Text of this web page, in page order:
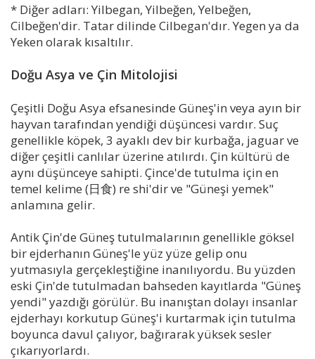
* Diğer adları: Yilbegan, Yilbeğen, Yelbeğen,
Cilbeğen'dir. Tatar dilinde Cilbegan'dır. Yegen ya da
Yeken olarak kısaltılır.
Doğu Asya ve Çin Mitolojisi
Çeşitli Doğu Asya efsanesinde Güneş'in veya ayın bir
hayvan tarafından yendiği düşüncesi vardır. Suç
genellikle köpek, 3 ayaklı dev bir kurbağa, jaguar ve
diğer çeşitli canlılar üzerine atılırdı. Çin kültürü de
aynı düşünceye sahipti. Çince'de tutulma için en
temel kelime (日食) re shi'dir ve "Güneşi yemek"
anlamına gelir.
Antik Çin'de Güneş tutulmalarının genellikle göksel
bir ejderhanın Güneş'le yüz yüze gelip onu
yutmasıyla gerçekleştiğine inanılıyordu. Bu yüzden
eski Çin'de tutulmadan bahseden kayıtlarda "Güneş
yendi" yazdığı görülür. Bu inanıştan dolayı insanlar
ejderhayı korkutup Güneş'i kurtarmak için tutulma
boyunca davul çalıyor, bağırarak yüksek sesler
çıkarıyorlardı.